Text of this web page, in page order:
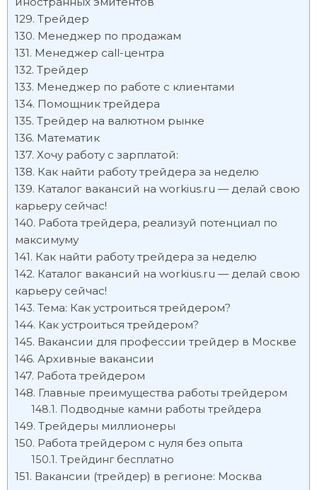
Трейдер
Менеджер по продажам
Менеджер call-центра
Трейдер
Менеджер по работе с клиентами
Помощник трейдера
Трейдер на валютном рынке
Математик
Хочу работу с зарплатой:
Как найти работу трейдера за неделю
Каталог вакансий на workius.ru — делай свою
карьеру сейчас!
Работа трейдера, реализуй потенциал по
максимуму
Как найти работу трейдера за неделю
Каталог вакансий на workius.ru — делай свою
карьеру сейчас!
Тема: Как устроиться трейдером?
Как устроиться трейдером?
Вакансии для профессии трейдер в Москве
Архивные вакансии
Работа трейдером
Главные преимущества работы трейдером
Подводные камни работы трейдера
Трейдеры миллионеры
Работа трейдером с нуля без опыта
Трейдинг бесплатно
Вакансии (трейдер) в регионе: Москва